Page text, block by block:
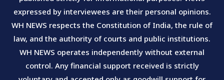
expressed by interviewees are their personal opinions.
WH NEWS respects the Constitution of India, the rule of
law, and the authority of courts and public institutions.
WH NEWS operates independently without external
control. Any financial support received is strictly